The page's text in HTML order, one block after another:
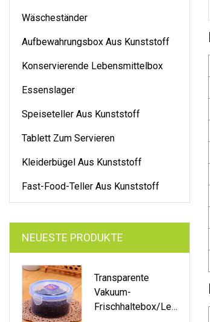
Wäscheständer
Aufbewahrungsbox Aus Kunststoff
Konservierende Lebensmittelbox
Essenslager
Speiseteller Aus Kunststoff
Tablett Zum Servieren
Kleiderbügel Aus Kunststoff
Fast-Food-Teller Aus Kunststoff
NEUESTE PRODUKTE
Transparente
Vakuum-
Frischhaltebox/Leb